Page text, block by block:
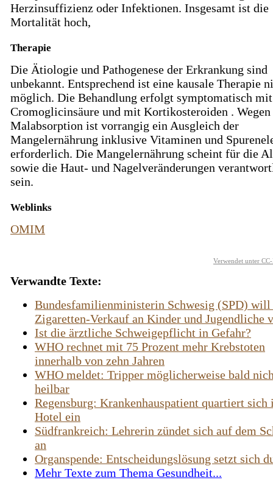
Herzinsuffizienz oder Infektionen. Insgesamt ist die
Mortalität hoch,
Therapie
Die Ätiologie und Pathogenese der Erkrankung sind
unbekannt. Entsprechend ist eine kausale Therapie
möglich. Die Behandlung erfolgt symptomatisch mit
Cromoglicinsäure und mit Kortikosteroiden . Wegen
Malabsorption ist vorrangig ein Ausgleich der
Mangelernährung inklusive Vitaminen und
erforderlich. Die Mangelernährung scheint für die
sowie die Haut- und Nagelveränderungen
sein.
Weblinks
OMIM
Verwendet unter
Verwandte Texte:
Bundesfamilienministerin Schwesig (SPD) will
Zigaretten-Verkauf an Kinder und Jugendliche
Ist die ärztliche Schweigepflicht in Gefahr?
WHO rechnet mit 75 Prozent mehr Krebstoten
innerhalb von zehn Jahren
WHO meldet: Tripper möglicherweise bald
heilbar
Regensburg: Krankenhauspatient quartiert sich
Hotel ein
Südfrankreich: Lehrerin zündet sich auf dem
an
Organspende: Entscheidungslösung setzt sich
Mehr Texte zum Thema Gesundheit...